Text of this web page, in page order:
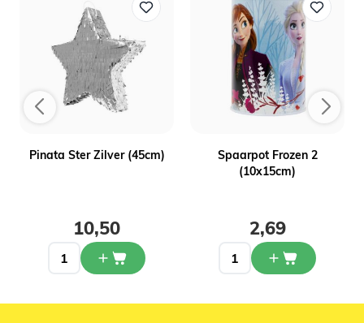
Pinata Ster Zilver (45cm)
10,50
Spaarpot Frozen 2
(10x15cm)
2,69